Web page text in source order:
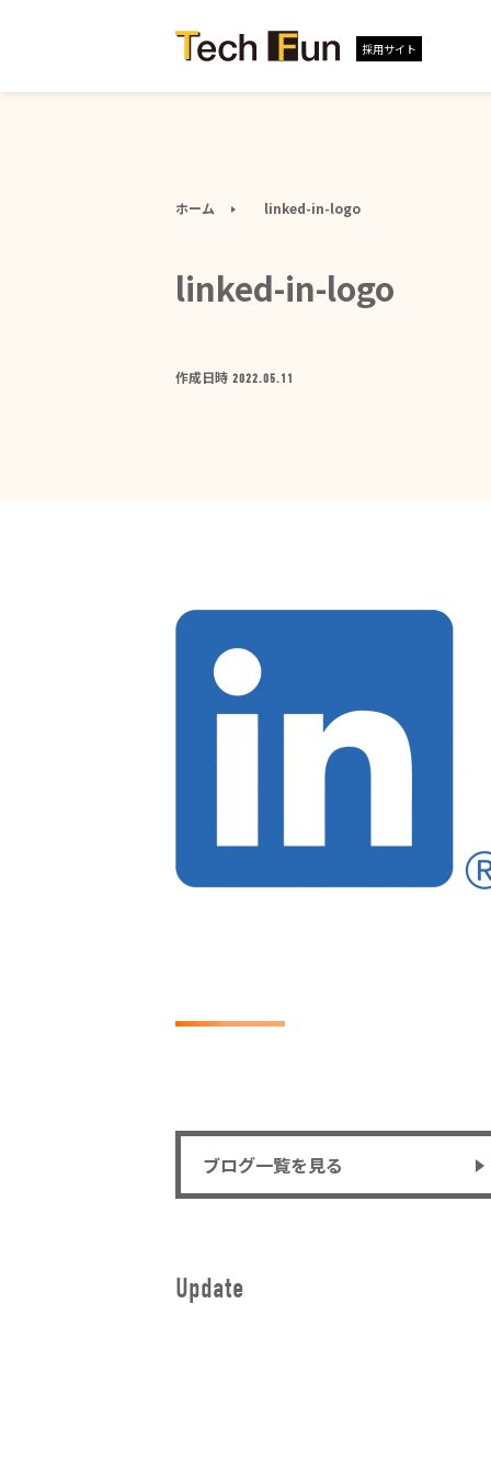
採用サイト
ホーム linked-in-logo
linked-in-logo
作成日時 2022.05.11
ブログ一覧を見る
Update